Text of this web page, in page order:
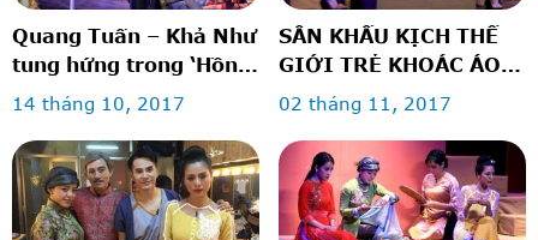
Quang Tuấn – Khả Như
tung hứng trong ‘Hồn
anh xác em’
14 tháng 10, 2017
SÂN KHẤU KỊCH THẾ
GIỚI TRẺ KHOÁC ÁO
MỚI
02 tháng 11, 2017